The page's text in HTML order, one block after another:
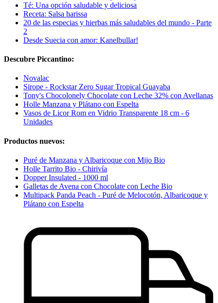
Té: Una opción saludable y deliciosa
Receta: Salsa harissa
20 de las especias y hierbas más saludables del mundo - Parte
2
Desde Suecia con amor: Kanelbullar!
Descubre Piccantino:
Novalac
Sirope - Rockstar Zero Sugar Tropical Guayaba
Tony's Chocolonely Chocolate con Leche 32% con Avellanas
Holle Manzana y Plátano con Espelta
Vasos de Licor Rom en Vidrio Transparente 18 cm - 6
Unidades
Productos nuevos:
Puré de Manzana y Albaricoque con Mijo Bio
Holle Tarrito Bio - Chirivía
Dopper Insulated - 1000 ml
Galletas de Avena con Chocolate con Leche Bio
Multipack Panda Peach - Puré de Melocotón, Albaricoque y
Plátano con Espelta